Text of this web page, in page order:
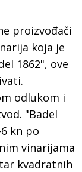
proizvođači
koja je
1862", ove
odlukom i
"Badel
kn po
vinarijama
kvadratnih